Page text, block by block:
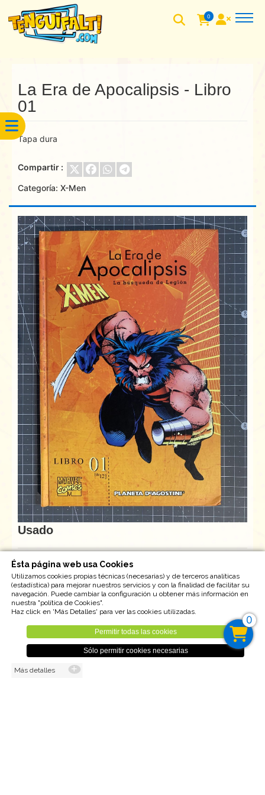
0
La Era de Apocalipsis - Libro
01
Tapa dura
Compartir :
Categoría: X-Men
Usado
Como nuevo
Unidades disponible : 1
Tipo IVA : 21,00%
3,00€
0
Ésta página web usa Cookies
Utilizamos cookies propias técnicas (necesarias) y de terceros analíticas
(estadística) para mejorar nuestros servicios y con la finalidad de facilitar su
navegación. Puede cambiar la configuración u obtener más información en
nuestra "política de Cookies".
Haz click en 'Más Detalles' para ver las cookies utilizadas.
Permitir todas las cookies
Sólo permitir cookies necesarias
Más detalles